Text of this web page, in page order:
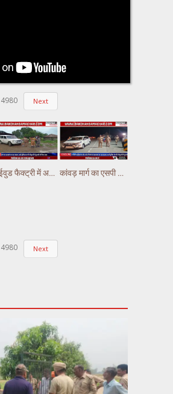
4980 Next
प्लाईवुड फैक्ट्री में अचानक लगी भीषण आग, लाखों का नुकसान कांवड़ मार्ग का एसपी अभिषेक झा ने किया निरीक्षण,पुलिस ड्यूटी पर तैनात अस्थाई चौकियो का किया निरीक्षण
4980 Next